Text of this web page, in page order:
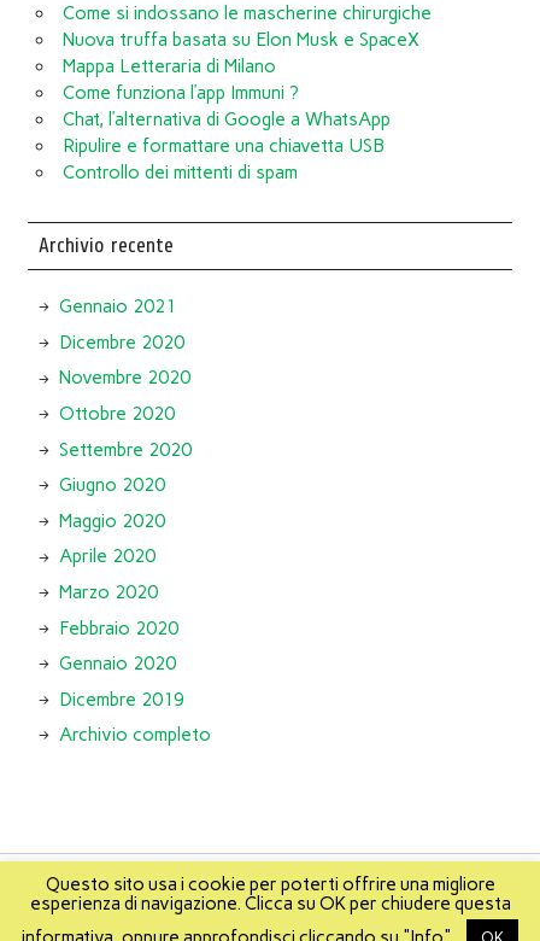
Come si indossano le mascherine chirurgiche
Nuova truffa basata su Elon Musk e SpaceX
Mappa Letteraria di Milano
Come funziona l’app Immuni ?
Chat, l’alternativa di Google a WhatsApp
Ripulire e formattare una chiavetta USB
Controllo dei mittenti di spam
Archivio recente
Gennaio 2021
Dicembre 2020
Novembre 2020
Ottobre 2020
Settembre 2020
Giugno 2020
Maggio 2020
Aprile 2020
Marzo 2020
Febbraio 2020
Gennaio 2020
Dicembre 2019
Archivio completo
About Info About Mikis Mappa del sito
Questo sito usa i cookie per poterti offrire una migliore
esperienza di navigazione. Clicca su OK per chiudere questa